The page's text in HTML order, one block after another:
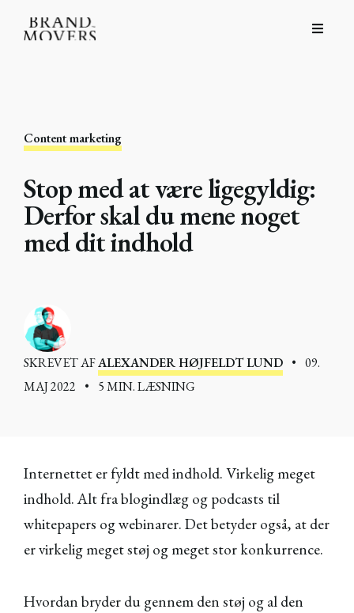
Content marketing
Stop med at være ligegyldig:
Derfor skal du mene noget
med dit indhold
SKREVET AFALEXANDER HØJFELDT LUND • 09.
MAJ 2022
• 5 MIN. LÆSNING
Internettet er fyldt med indhold. Virkelig meget
indhold. Alt fra blogindlæg og podcasts til
whitepapers og webinarer. Det betyder også, at der
er virkelig meget støj og meget stor konkurrence.
Hvordan bryder du gennem den støj og al den